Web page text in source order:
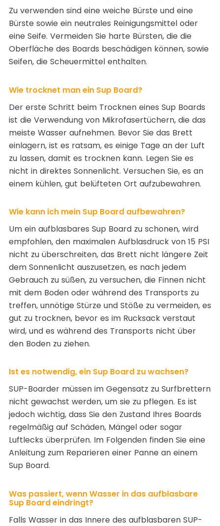
Zu verwenden sind eine weiche Bürste und eine
Bürste sowie ein neutrales Reinigungsmittel oder
eine Seife. Vermeiden Sie harte Bürsten, die die
Oberfläche des Boards beschädigen können, sowie
Seifen, die Scheuermittel enthalten.
Wie trocknet man ein Sup Board?
Der erste Schritt beim Trocknen eines Sup Boards
ist die Verwendung von Mikrofasertüchern, die das
meiste Wasser aufnehmen. Bevor Sie das Brett
einlagern, ist es ratsam, es einige Tage an der Luft
zu lassen, damit es trocknen kann. Legen Sie es
nicht in direktes Sonnenlicht. Versuchen Sie, es an
einem kühlen, gut belüfteten Ort aufzubewahren.
Wie kann ich mein Sup Board aufbewahren?
Um ein aufblasbares Sup Board zu schonen, wird
empfohlen, den maximalen Aufblasdruck von 15 PSI
nicht zu überschreiten, das Brett nicht längere Zeit
dem Sonnenlicht auszusetzen, es nach jedem
Gebrauch zu süßen, zu versuchen, die Finnen nicht
mit dem Boden oder während des Transports zu
treffen, unnötige Stürze und Stöße zu vermeiden, es
gut zu trocknen, bevor es im Rucksack verstaut
wird, und es während des Transports nicht über
den Boden zu ziehen.
Ist es notwendig, ein Sup Board zu wachsen?
SUP-Boarder müssen im Gegensatz zu Surfbrettern
nicht gewachst werden, um sie zu pflegen. Es ist
jedoch wichtig, dass Sie den Zustand Ihres Boards
regelmäßig auf Schäden, Mängel oder sogar
Luftlecks überprüfen. Im Folgenden finden Sie eine
Anleitung zum Reparieren einer Panne an einem
Sup Board.
Was passiert, wenn Wasser in das aufblasbare
Sup Board eindringt?
Falls Wasser in das Innere des aufblasbaren SUP-